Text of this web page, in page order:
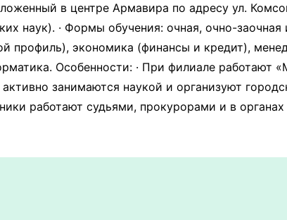
в центре Армавира по адресу ул.
наук). · Формы обучения: очная, очно-заочная
профиль), экономика (финансы и кредит),
Особенности: · При филиале работают
занимаются наукой и организуют
работают судьями, прокурорами и в органах